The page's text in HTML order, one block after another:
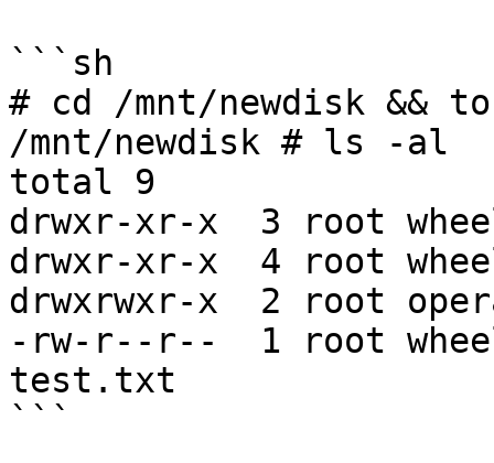
```sh
# cd /mnt/newdisk &&
/mnt/newdisk # ls -al
total 9
drwxr-xr-x  3 root
drwxr-xr-x  4 root
drwxrwxr-x  2 root
-rw-r--r--  1 root
test.txt
```